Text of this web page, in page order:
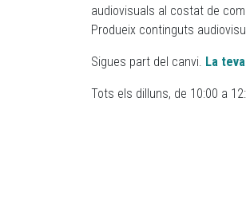
audiovisuals al costat de
Produeix continguts
Sigues part del canvi. La
Tots els dilluns, de 10:00 a